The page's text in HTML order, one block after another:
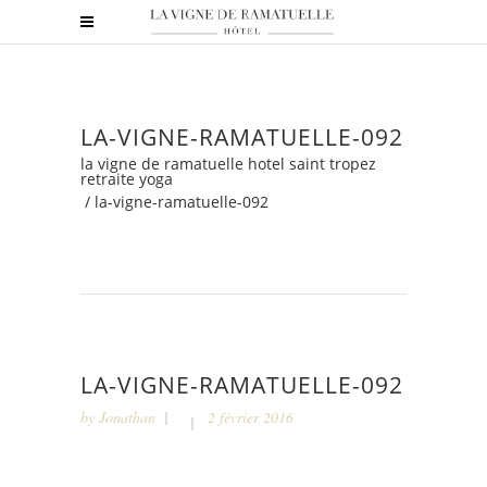
LA-VIGNE-RAMATUELLE-092
la vigne de ramatuelle hotel saint tropez
retraite yoga
/ la-vigne-ramatuelle-092
LA-VIGNE-RAMATUELLE-092
by Jonathan 2 février 2016